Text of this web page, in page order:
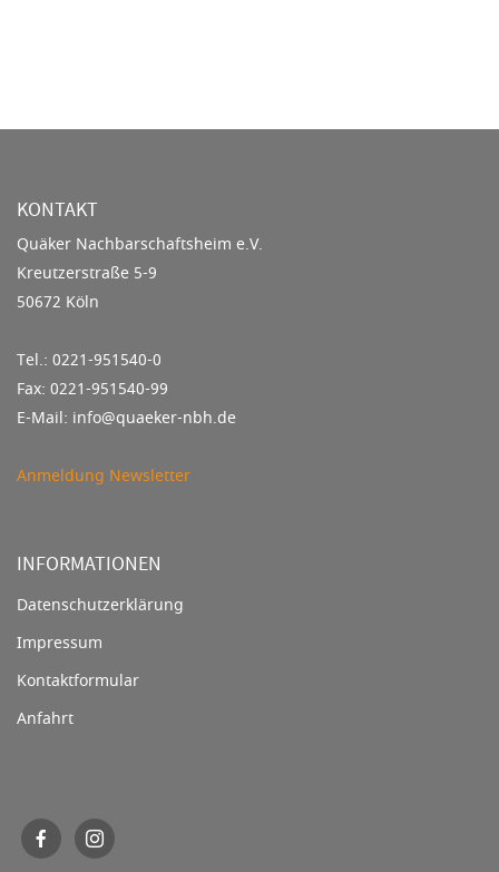
KONTAKT
Quäker Nachbarschaftsheim e.V.
Kreutzerstraße 5-9
50672 Köln
Tel.: 0221-951540-0
Fax: 0221-951540-99
E-Mail: info@quaeker-nbh.de
Anmeldung Newsletter
INFORMATIONEN
Datenschutzerklärung
Impressum
Kontaktformular
Anfahrt